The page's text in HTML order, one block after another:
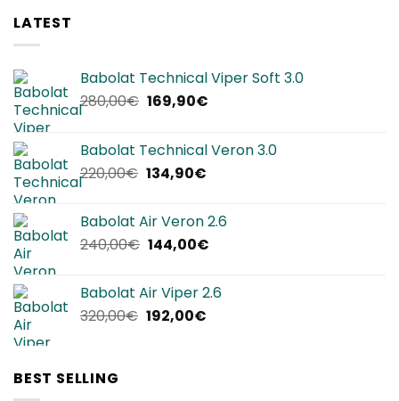
LATEST
Babolat Technical Viper Soft 3.0
280,00€ Il
era:
280,00€.
169,90€Il
è:
Babolat Technical Veron 3.0
220,00€ Il
era:
220,00€.
134,90€Il
è:
134,90€.
Babolat Air Veron 2.6
240,00€ Il
era:
240,00€.
144,00€Il
è:
Babolat Air Viper 2.6
320,00€ Il
192,00€Il
BEST SELLING